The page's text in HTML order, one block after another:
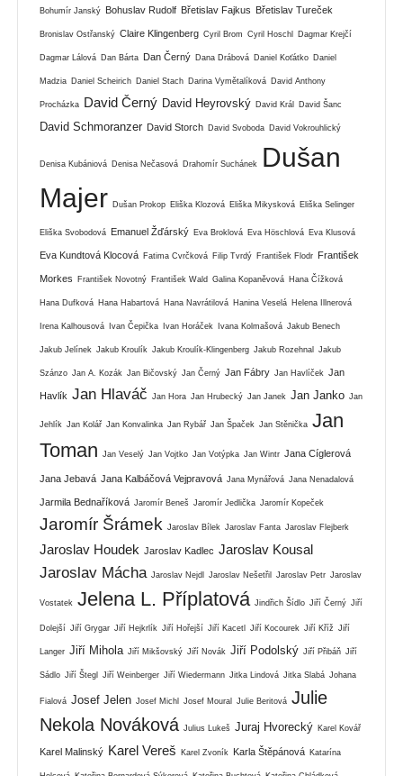
Bohumír Janský Bohuslav Rudolf Břetislav Fajkus Břetislav Tureček
Bronislav Ostřanský Claire Klingenberg Cyril Brom Cyril Hoschl Dagmar Krejčí
Dagmar Lálová Dan Bárta Dan Černý Dana Drábová Daniel Koťátko Daniel
Madzia Daniel Scheirich Daniel Stach Darina Vymětalíková David Anthony
Procházka David Černý David Heyrovský David Král David Šanc
David Schmoranzer David Storch David Svoboda David Vokrouhlický
Denisa Kubániová Denisa Nečasová Drahomír Suchánek
Dušan
Majer Dušan Prokop Eliška Klozová Eliška Mikysková Eliška Selinger
Eliška Svobodová Emanuel Žďárský Eva Broklová Eva Höschlová Eva Klusová
Eva Kundtová Klocová Fatima Cvrčková Filip Tvrdý František Flodr František
Morkes František Novotný František Wald Galina Kopaněvová Hana Čížková
Hana Dufková Hana Habartová Hana Navrátilová Hanina Veselá Helena Illnerová
Irena Kalhousová Ivan Čepička Ivan Horáček Ivana Kolmašová Jakub Benech
Jakub Jelínek Jakub Kroulík Jakub Kroulík-Klingenberg Jakub Rozehnal Jakub
Szánzo Jan A. Kozák Jan Bičovský Jan Černý Jan Fábry Jan Havlíček Jan
Havlík Jan Hlaváč Jan Hora Jan Hrubecký Jan Janek Jan Janko Jan
Jehlík Jan Kolář Jan Konvalinka Jan Rybář Jan Špaček Jan Stěnička Jan
Toman
Jan Veselý Jan Vojtko Jan Votýpka Jan Wintr Jana Cíglerová
Jana Jebavá Jana Kalbáčová Vejpravová Jana Mynářová Jana Nenadalová
Jarmila Bednaříková Jaromír Beneš Jaromír Jedlička Jaromír Kopeček
Jaromír Šrámek Jaroslav Bílek Jaroslav Fanta Jaroslav Flejberk
Jaroslav Houdek Jaroslav Kadlec Jaroslav Kousal
Jaroslav Mácha Jaroslav Nejdl Jaroslav Nešetřil Jaroslav Petr Jaroslav
Vostatek Jelena L. Příplatová Jindřich Šídlo Jiří Černý Jiří
Dolejší Jiří Grygar Jiří Hejkrlík Jiří Hořejší Jiří Kacetl Jiří Kocourek Jiří Kříž Jiří
Langer Jiří Mihola Jiří Mikšovský Jiří Novák Jiří Podolský Jiří Přibáň Jiří
Sádlo Jiří Štegl Jiří Weinberger Jiří Wiedermann Jitka Lindová Jitka Slabá Johana
Fialová Josef Jelen Josef Michl Josef Moural Julie Beritová Julie
Nekola Nováková Julius Lukeš Juraj Hvorecký Karel Kovář
Karel Malinský Karel Vereš Karel Zvoník Karla Štěpánová Katarína